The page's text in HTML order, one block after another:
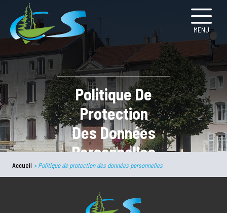
MENU
Politique De
Protection
Des Données
Personnelles
Accueil >Politique de protection des données personnelles